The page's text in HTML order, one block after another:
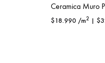
Ceramica Muro
$18.990/m2| $